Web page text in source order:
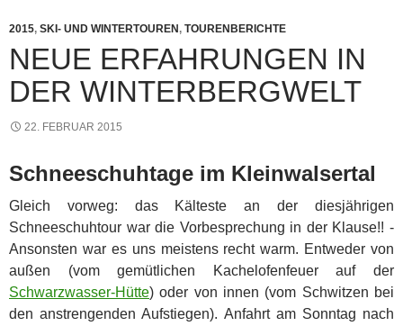
2015, SKI- UND WINTERTOUREN, TOURENBERICHTE
NEUE ERFAHRUNGEN IN
DER WINTERBERGWELT
22. FEBRUAR 2015
Schneeschuhtage im Kleinwalsertal
Gleich vorweg: das Kälteste an der diesjährigen
Schneeschuhtour war die Vorbesprechung in der Klause!! -
Ansonsten war es uns meistens recht warm. Entweder von
außen (vom gemütlichen Kachelofenfeuer auf der
Schwarzwasser-Hütte) oder von innen (vom Schwitzen bei
den anstrengenden Aufstiegen). Anfahrt am Sonntag nach